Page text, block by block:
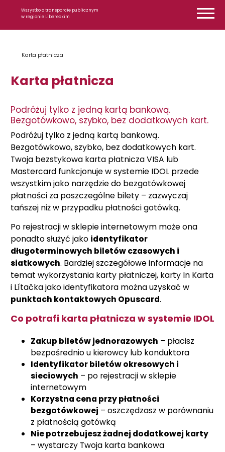
Wszystko o transporcie publicznym
w regionie Libereckim
Karta płatnicza
Karta płatnicza
Podróżuj tylko z jedną kartą bankową.
Bezgotówkowo, szybko, bez dodatkowych kart.
Podróżuj tylko z jedną kartą bankową.
Bezgotówkowo, szybko, bez dodatkowych kart.
Twoja bezstykowa karta płatnicza VISA lub
Mastercard funkcjonuje w systemie IDOL przede
wszystkim jako narzędzie do bezgotówkowej
płatności za poszczególne bilety – zazwyczaj
tańszej niż w przypadku płatności gotówką.
Po rejestracji w sklepie internetowym może ona
ponadto służyć jako identyfikator
długoterminowych biletów czasowych i
siatkowych. Bardziej szczegółowe informacje na
temat wykorzystania karty płatniczej, karty In Karta
i Lítačka jako identyfikatora można uzyskać w
punktach kontaktowych Opuscard.
Co potrafi karta płatnicza w systemie IDOL
Zakup biletów jednorazowych – płacisz
bezpośrednio u kierowcy lub konduktora
Identyfikator biletów okresowych i
sieciowych – po rejestracji w sklepie
internetowym
Korzystna cena przy płatności
bezgotówkowej – oszczędzasz w porównaniu
z płatnością gotówką
Nie potrzebujesz żadnej dodatkowej karty
– wystarczy Twoja karta bankowa